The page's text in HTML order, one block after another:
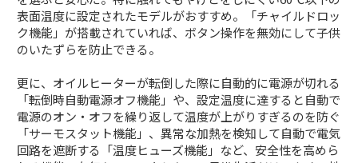
表面温度に設定されたモデルがおすすめ。「チャイルドロッ
ク機能」が搭載されていれば、ボタン操作を無効にして子供
のいたずらを防止できる。
更に、オイルヒーターが転倒した際に自動的に電源が切れる
「転倒時自動電源オフ機能」や、設定温度に達すると自動で
電源のオン・オフを繰り返して温度が上がりすぎるのを防ぐ
「サーモスタット機能」、異常な加熱を検知して自動で電気
回路を遮断する「温度ヒューズ機能」など、安全性を高めら